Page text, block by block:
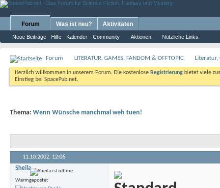
Forum
Neue Beiträge Hilfe Kalender Community Aktionen Nützliche Links
Was ist neu? Aktivitäten
Forum LITERATUR, GAMES, FANDOM & OFFTOPIC Literatur,
Herzlich willkommen in unserem Forum. Die kostenlose Registrierung bietet viele
Einstieg bei SpacePub.net.
Thema: Wenn Wünsche manchmal weh tuen!
11.10.2002, 12:06
Sheila
Warmgepostet